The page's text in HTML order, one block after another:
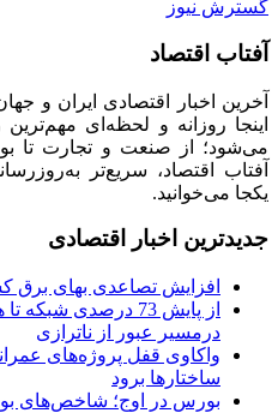
گسترش نیوز
آفتاب اقتصاد
آخرین اخبار اقتصادی ایران و
اینجا روزانه و لحظه‌ای
می‌شود؛ از صنعت و تجارت تا
آفتاب اقتصاد، سریع‌تر
یکجا می‌خوانید.
جدیدترین اخبار اقتصادی
افزایش تصاعدی بهای برق
از پایش 73 درصدی
درمسیر عبور از ناترازی
واکاوی قفل پروژه‌های
ساختارها برود
بورس در اوج؛ شاخص‌های